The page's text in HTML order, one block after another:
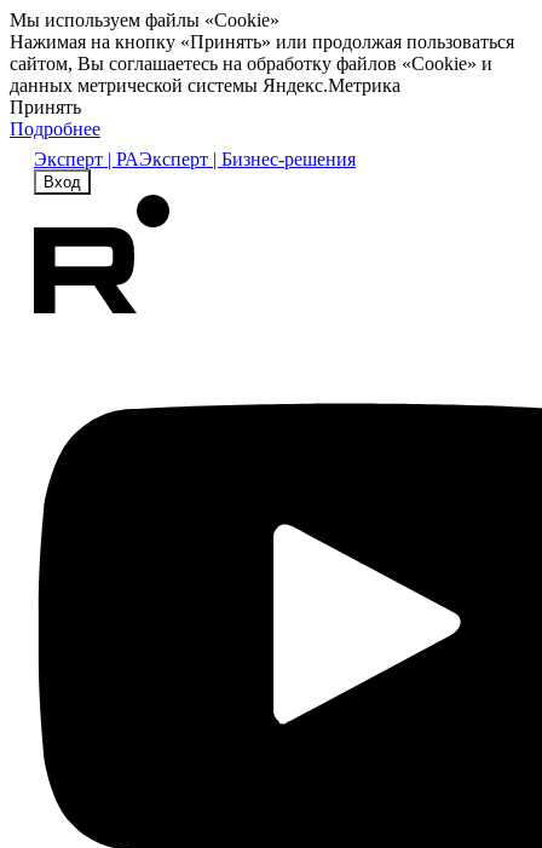
Мы используем файлы «Cookie»
Нажимая на кнопку «Принять» или продолжая пользоваться
сайтом, Вы соглашаетесь на обработку файлов «Cookie» и
данных метрической системы Яндекс.Метрика
Принять
Подробнее
Эксперт | РАЭксперт | Бизнес-решения
Вход